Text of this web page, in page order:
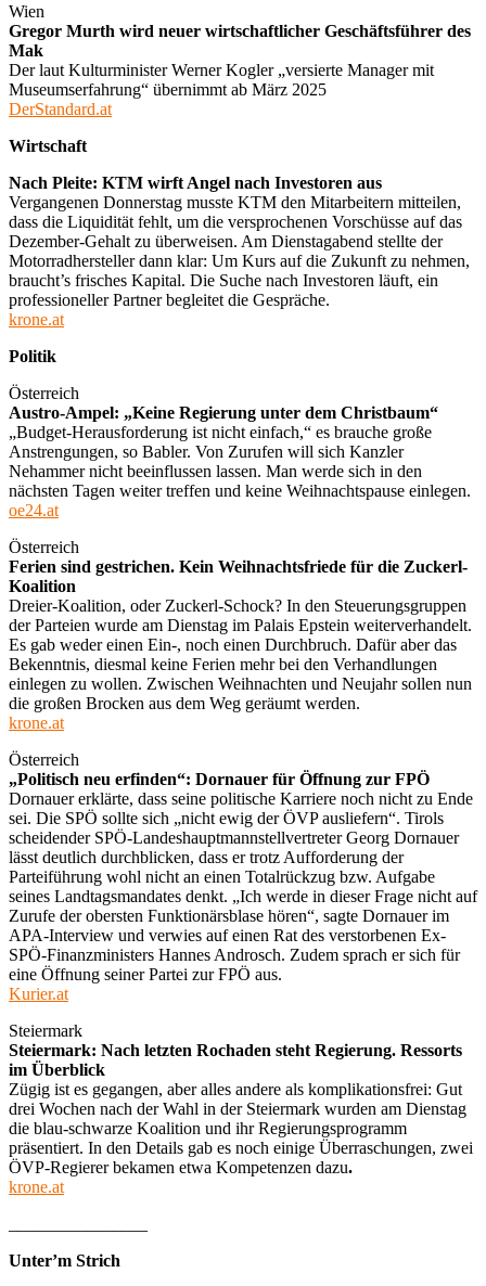
Wien
Gregor Murth wird neuer wirtschaftlicher Geschäftsführer des
Mak
Der laut Kulturminister Werner Kogler „versierte Manager mit
Museumserfahrung“ übernimmt ab März 2025
DerStandard.at
Wirtschaft
Nach Pleite: KTM wirft Angel nach Investoren aus
Vergangenen Donnerstag musste KTM den Mitarbeitern mitteilen,
dass die Liquidität fehlt, um die versprochenen Vorschüsse auf das
Dezember-Gehalt zu überweisen. Am Dienstagabend stellte der
Motorradhersteller dann klar: Um Kurs auf die Zukunft zu nehmen,
braucht’s frisches Kapital. Die Suche nach Investoren läuft, ein
professioneller Partner begleitet die Gespräche.
krone.at
Politik
Österreich
Austro-Ampel: „Keine Regierung unter dem Christbaum“
„Budget-Herausforderung ist nicht einfach,“ es brauche große
Anstrengungen, so Babler. Von Zurufen will sich Kanzler
Nehammer nicht beeinflussen lassen. Man werde sich in den
nächsten Tagen weiter treffen und keine Weihnachtspause einlegen.
oe24.at
Österreich
Ferien sind gestrichen. Kein Weihnachtsfriede für die Zuckerl-
Koalition
Dreier-Koalition, oder Zuckerl-Schock? In den Steuerungsgruppen
der Parteien wurde am Dienstag im Palais Epstein weiterverhandelt.
Es gab weder einen Ein-, noch einen Durchbruch. Dafür aber das
Bekenntnis, diesmal keine Ferien mehr bei den Verhandlungen
einlegen zu wollen. Zwischen Weihnachten und Neujahr sollen nun
die großen Brocken aus dem Weg geräumt werden.
krone.at
Österreich
„Politisch neu erfinden“: Dornauer für Öffnung zur FPÖ
Dornauer erklärte, dass seine politische Karriere noch nicht zu Ende
sei. Die SPÖ sollte sich „nicht ewig der ÖVP ausliefern“. Tirols
scheidender SPÖ-Landeshauptmannstellvertreter Georg Dornauer
lässt deutlich durchblicken, dass er trotz Aufforderung der
Parteiführung wohl nicht an einen Totalrückzug bzw. Aufgabe
seines Landtagsmandates denkt. „Ich werde in dieser Frage nicht auf
Zurufe der obersten Funktionärsblase hören“, sagte Dornauer im
APA-Interview und verwies auf einen Rat des verstorbenen Ex-
SPÖ-Finanzministers Hannes Androsch. Zudem sprach er sich für
eine Öffnung seiner Partei zur FPÖ aus.
Kurier.at
Steiermark
Steiermark: Nach letzten Rochaden steht Regierung. Ressorts
im Überblick
Zügig ist es gegangen, aber alles andere als komplikationsfrei: Gut
drei Wochen nach der Wahl in der Steiermark wurden am Dienstag
die blau-schwarze Koalition und ihr Regierungsprogramm
präsentiert. In den Details gab es noch einige Überraschungen, zwei
ÖVP-Regierer bekamen etwa Kompetenzen dazu.
krone.at
Unter’m Strich